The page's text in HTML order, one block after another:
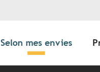
Selon mes envies